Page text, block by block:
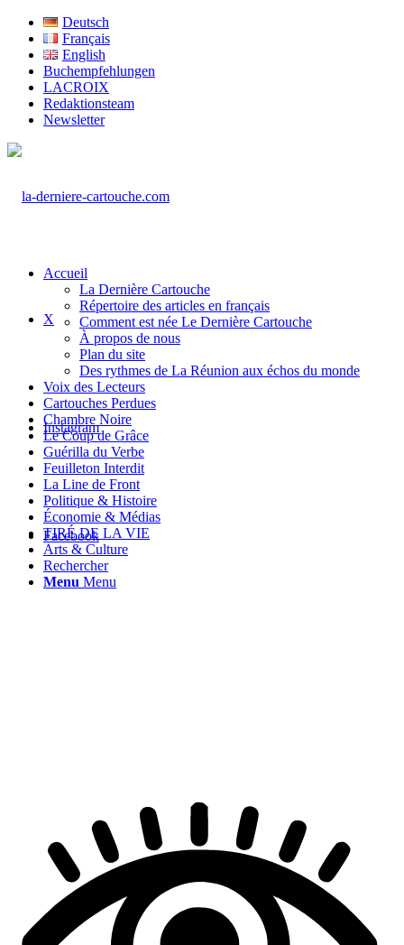
Deutsch
Français
English
Buchempfehlungen
LACROIX
Redaktionsteam
Newsletter
X
Instagram
Facebook
Accueil
La Dernière Cartouche
Répertoire des articles en français
Comment est née Le Dernière Cartouche
À propos de nous
Plan du site
Des rythmes de La Réunion aux échos du monde
Voix des Lecteurs
Cartouches Perdues
Chambre Noire
Le Coup de Grâce
Guérilla du Verbe
Feuilleton Interdit
La Line de Front
Politique & Histoire
Économie & Médias
TIRÉ DE LA VIE
Arts & Culture
Rechercher
Menu Menu